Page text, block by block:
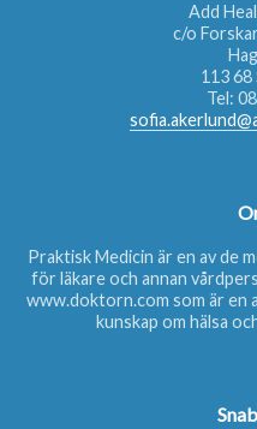
Add
c/o
113
Tel:
Praktisk Medicin är en av de
för läkare och annan
www.doktorn.com som är en
kunskap om hälsa